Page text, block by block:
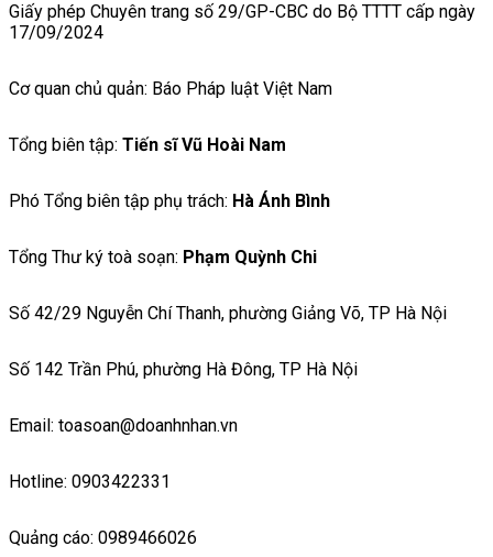
Giấy phép Chuyên trang số 29/GP-CBC do Bộ TTTT cấp ngày
17/09/2024
Cơ quan chủ quản: Báo Pháp luật Việt Nam
Tổng biên tập: Tiến sĩ Vũ Hoài Nam
Phó Tổng biên tập phụ trách: Hà Ánh Bình
Tổng Thư ký toà soạn: Phạm Quỳnh Chi
Số 42/29 Nguyễn Chí Thanh, phường Giảng Võ, TP Hà Nội
Số 142 Trần Phú, phường Hà Đông, TP Hà Nội
Email: toasoan@doanhnhan.vn
Hotline: 0903422331
Quảng cáo: 0989466026